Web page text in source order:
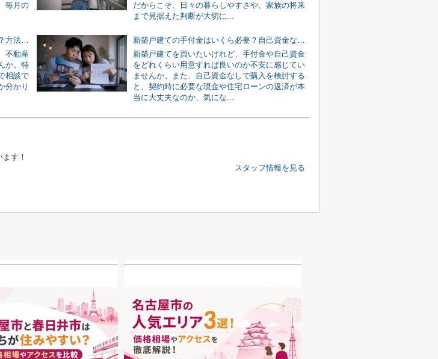
毎月の
だからこそ、日々の暮らしやすさや、家族の将来
まで見据えた判断が大切に...
不動産会社への査定依頼はメールで可能？方法と書き方の基本を解説
不動産
か。特
相談で
分かり
新築戸建ての手付金はいくら必要？自己資金なしでも購入を目指す資金計画の考え方
新築戸建てを買いたいけれど、手付金や自己資金
をどれくらい用意すれば良いのか不安に感じてい
ませんか。また、自己資金なしで購入を検討する
と、契約時に必要な現金や住宅ローンの返済が本
当に大丈夫なのか、気にな...
す！
スタッフ情報を見る